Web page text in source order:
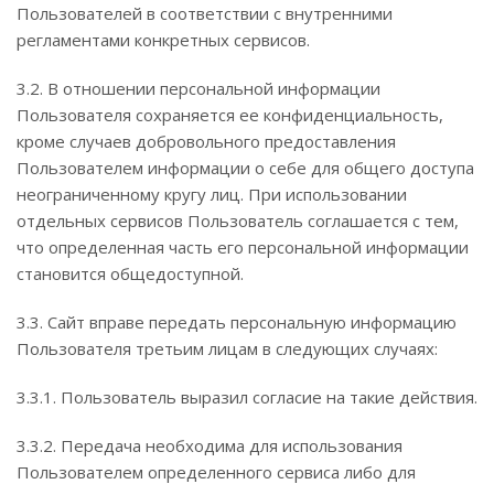
Пользователей в соответствии с внутренними
регламентами конкретных сервисов.
3.2. В отношении персональной информации
Пользователя сохраняется ее конфиденциальность,
кроме случаев добровольного предоставления
Пользователем информации о себе для общего доступа
неограниченному кругу лиц. При использовании
отдельных сервисов Пользователь соглашается с тем,
что определенная часть его персональной информации
становится общедоступной.
3.3. Сайт вправе передать персональную информацию
Пользователя третьим лицам в следующих случаях:
3.3.1. Пользователь выразил согласие на такие действия.
3.3.2. Передача необходима для использования
Пользователем определенного сервиса либо для